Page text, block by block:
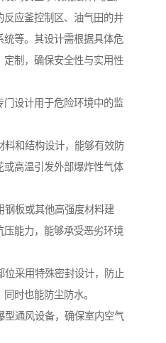
应釜控制区、油气田的井
统等。其设计需根据具体危
定制，确保安全性与实用性
门设计用于危险环境中的监
料和结构设计，能够有效防
或高温引发外部爆炸性气体
钢板或其他高强度材料建
能力，能够承受恶劣环境
位采用特殊密封设计，防止
时也能防尘防水。
型通风设备，确保室内空气